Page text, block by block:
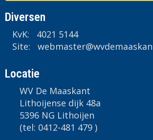
Diversen
KvK: 4021 5144
Site: retsambew
Locatie
WV De Maaskant
Lithoijense dijk 48a
5396 NG Lithoijen
(tel: 0412-481 479 )